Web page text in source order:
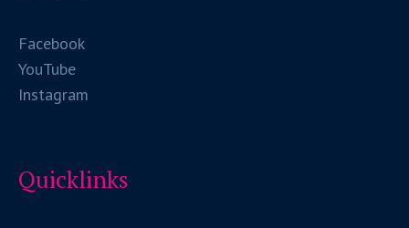
Facebook
YouTube
Instagram
Quicklinks